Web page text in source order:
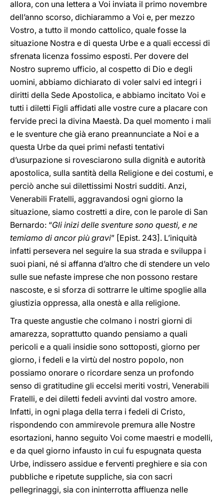
allora, con una lettera a Voi inviata il primo novembre
dell’anno scorso, dichiarammo a Voi e, per mezzo
Vostro, a tutto il mondo cattolico, quale fosse la
situazione Nostra e di questa Urbe e a quali eccessi di
sfrenata licenza fossimo esposti. Per dovere del
Nostro supremo ufficio, al cospetto di Dio e degli
uomini, abbiamo dichiarato di voler salvi ed integri i
diritti della Sede Apostolica, e abbiamo incitato Voi e
tutti i diletti Figli affidati alle vostre cure a placare con
fervide preci la divina Maestà. Da quel momento i mali
e le sventure che già erano preannunciate a Noi e a
questa Urbe da quei primi nefasti tentativi
d’usurpazione si rovesciarono sulla dignità e autorità
apostolica, sulla santità della Religione e dei costumi, e
perciò anche sui dilettissimi Nostri sudditi. Anzi,
Venerabili Fratelli, aggravandosi ogni giorno la
situazione, siamo costretti a dire, con le parole di San
Bernardo: “Gli inizi delle sventure sono questi, e ne
temiamo di ancor più gravi” [Epist. 243]. L’iniquità
infatti persevera nel seguire la sua strada e sviluppa i
suoi piani, né si affanna d’altro che di stendere un velo
sulle sue nefaste imprese che non possono restare
nascoste, e si sforza di sottrarre le ultime spoglie alla
giustizia oppressa, alla onestà e alla religione.
Tra queste angustie che colmano i nostri giorni di
amarezza, soprattutto quando pensiamo a quali
pericoli e a quali insidie sono sottoposti, giorno per
giorno, i fedeli e la virtù del nostro popolo, non
possiamo onorare o ricordare senza un profondo
senso di gratitudine gli eccelsi meriti vostri, Venerabili
Fratelli, e dei diletti fedeli avvinti dal vostro amore.
Infatti, in ogni plaga della terra i fedeli di Cristo,
rispondendo con ammirevole premura alle Nostre
esortazioni, hanno seguito Voi come maestri e modelli,
e da quel giorno infausto in cui fu espugnata questa
Urbe, indissero assidue e ferventi preghiere e sia con
pubbliche e ripetute suppliche, sia con sacri
pellegrinaggi, sia con ininterrotta affluenza nelle